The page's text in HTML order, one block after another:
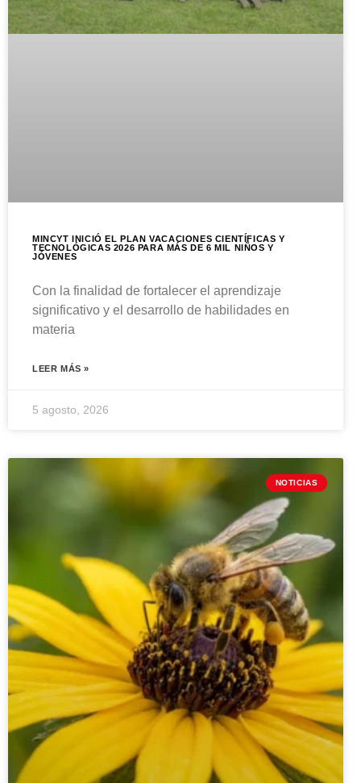
MINCYT INICIÓ EL PLAN VACACIONES CIENTÍFICAS Y
TECNOLÓGICAS 2026 PARA MÁS DE 6 MIL NIÑOS Y
JÓVENES
Con la finalidad de fortalecer el aprendizaje
significativo y el desarrollo de habilidades en
materia
LEER MÁS »
5 agosto, 2026
NOTICIAS